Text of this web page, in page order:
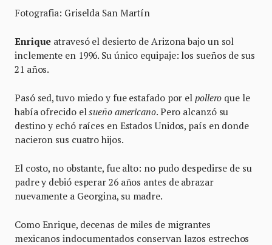
Fotografia: Griselda San Martín
Enrique atravesó el desierto de Arizona bajo un sol
inclemente en 1996. Su único equipaje: los sueños de sus
21 años.
Pasó sed, tuvo miedo y fue estafado por el pollero que le
había ofrecido elsueño americano. Pero alcanzó su
destino y echó raíces en Estados Unidos, país en donde
nacieron sus cuatro hijos.
El costo, no obstante, fue alto: no pudo despedirse de su
padre y debió esperar 26 años antes de abrazar
nuevamente a Georgina, su madre.
Como Enrique, decenas de miles de migrantes
mexicanos indocumentados conservan lazos estrechos